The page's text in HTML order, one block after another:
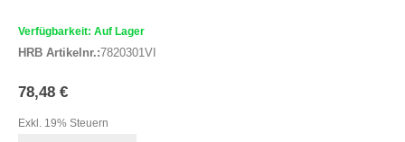
Verfügbarkeit: Auf Lager
HRB Artikelnr.:7820301VI
78,48 €
Exkl. 19% Steuern